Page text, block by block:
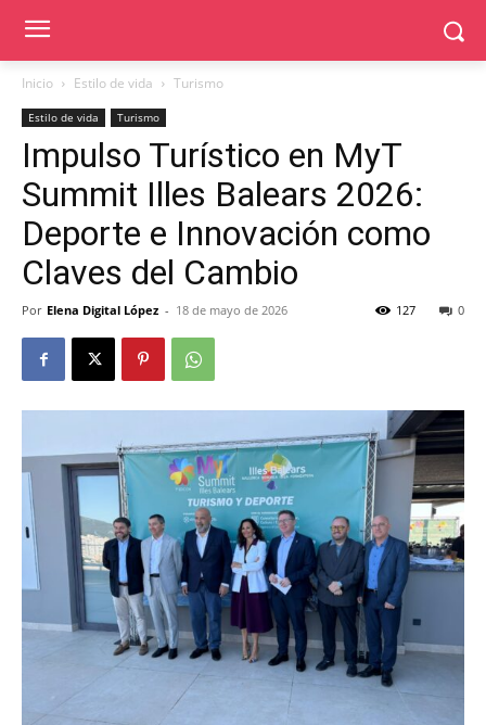
Inicio Estilo de vida Turismo
Estilo de vida Turismo
Impulso Turístico en MyT
Summit Illes Balears 2026:
Deporte e Innovación como
Claves del Cambio
Por Elena Digital López - 18 de mayo de 2026 0
127